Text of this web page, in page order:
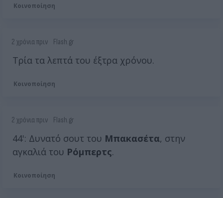
Κοινοποίηση
2 χρόνια πριν Flash.gr
Τρία τα λεπτά του έξτρα χρόνου.
Κοινοποίηση
2 χρόνια πριν Flash.gr
44': Δυνατό σουτ του Μπακασέτα, στην
αγκαλιά του Ρόμπερτς.
Κοινοποίηση